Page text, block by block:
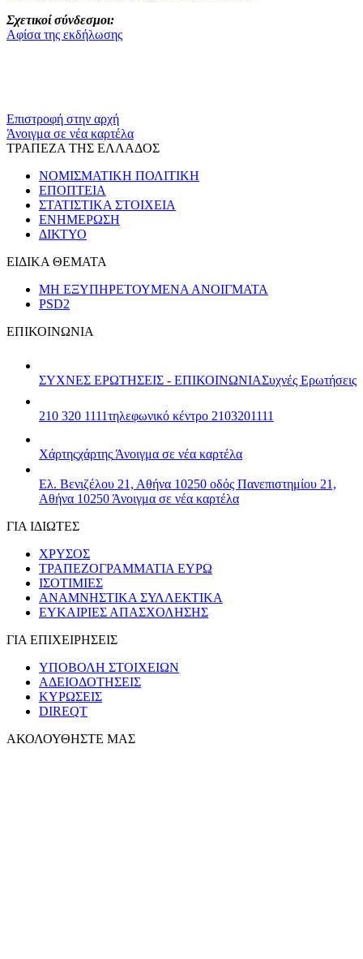
Σχετικοί σύνδεσμοι:
Αφίσα της εκδήλωσης
Επιστροφή στην αρχή
Άνοιγμα σε νέα καρτέλα
ΤΡΑΠΕΖΑ ΤΗΣ ΕΛΛΑΔΟΣ
ΝΟΜΙΣΜΑΤΙΚΗ ΠΟΛΙΤΙΚΗ
ΕΠΟΠΤΕΙΑ
ΣΤΑΤΙΣΤΙΚΑ ΣΤΟΙΧΕΙΑ
ΕΝΗΜΕΡΩΣΗ
ΔΙΚΤΥΟ
ΕΙΔΙΚΑ ΘΕΜΑΤΑ
ΜΗ ΕΞΥΠΗΡΕΤΟΥΜΕΝΑ ΑΝΟΙΓΜΑΤΑ
PSD2
ΕΠΙΚΟΙΝΩΝΙΑ
ΣΥΧΝΕΣ ΕΡΩΤΗΣΕΙΣ - ΕΠΙΚΟΙΝΩΝΙΑΣυχνές Ερωτήσεις
210 320 1111τηλεφωνικό κέντρο 2103201111
Χάρτηςχάρτης Άνοιγμα σε νέα καρτέλα
Ελ. Βενιζέλου 21, Αθήνα 10250 οδός Πανεπιστημίου 21,
Αθήνα 10250 Άνοιγμα σε νέα καρτέλα
ΓΙΑ ΙΔΙΩΤΕΣ
ΧΡΥΣΟΣ
ΤΡΑΠΕΖΟΓΡΑΜΜΑΤΙΑ ΕΥΡΩ
ΙΣΟΤΙΜΙΕΣ
ΑΝΑΜΝΗΣΤΙΚΑ ΣΥΛΛΕΚΤΙΚΑ
ΕΥΚΑΙΡΙΕΣ ΑΠΑΣΧΟΛΗΣΗΣ
ΓΙΑ ΕΠΙΧΕΙΡΗΣΕΙΣ
ΥΠΟΒΟΛΗ ΣΤΟΙΧΕΙΩΝ
ΑΔΕΙΟΔΟΤΗΣΕΙΣ
ΚΥΡΩΣΕΙΣ
DIREQT
ΑΚΟΛΟΥΘΗΣΤΕ ΜΑΣ